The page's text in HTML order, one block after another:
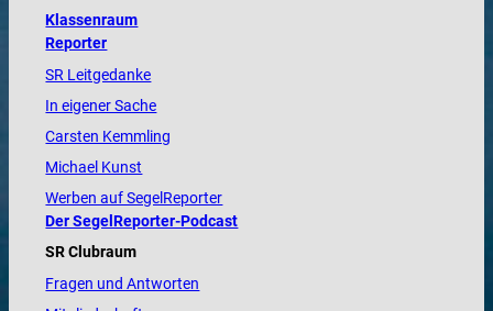
Klassenraum
Reporter
SR Leitgedanke
In eigener Sache
Carsten Kemmling
Michael Kunst
Werben auf SegelReporter
Der SegelReporter-Podcast
SR Clubraum
Fragen und Antworten